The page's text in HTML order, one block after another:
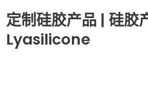
定制硅胶产品 | 硅胶
Lyasilicone